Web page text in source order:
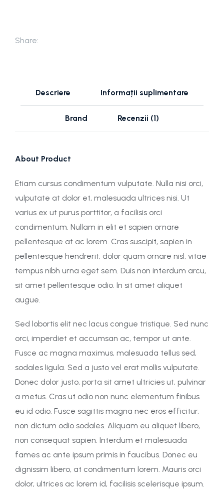
Share:
Descriere Informații suplimentare
Brand Recenzii (1)
About Product
Etiam cursus condimentum vulputate. Nulla nisi orci,
vulputate at dolor et, malesuada ultrices nisi. Ut
varius ex ut purus porttitor, a facilisis orci
condimentum. Nullam in elit et sapien ornare
pellentesque at ac lorem. Cras suscipit, sapien in
pellentesque hendrerit, dolor quam ornare nisl, vitae
tempus nibh urna eget sem. Duis non interdum arcu,
sit amet pellentesque odio. In sit amet aliquet
augue.
Sed lobortis elit nec lacus congue tristique. Sed nunc
orci, imperdiet et accumsan ac, tempor ut ante.
Fusce ac magna maximus, malesuada tellus sed,
sodales ligula. Sed a justo vel erat mollis vulputate.
Donec dolor justo, porta sit amet ultricies ut, pulvinar
a metus. Cras ut odio non nunc elementum finibus
eu id odio. Fusce sagittis magna nec eros efficitur,
non dictum odio sodales. Aliquam eu aliquet libero,
non consequat sapien. Interdum et malesuada
fames ac ante ipsum primis in faucibus. Donec eu
dignissim libero, at condimentum lorem. Mauris orci
dolor, ultrices ac lorem id, facilisis scelerisque ipsum.